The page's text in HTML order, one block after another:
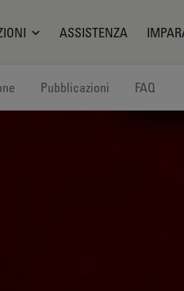
ASSISTENZA
Pubblicazioni FAQ